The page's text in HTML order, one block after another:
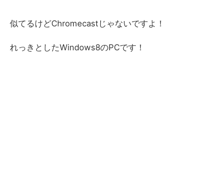
似てるけどChromecastじゃないですよ！
れっきとしたWindows8のPCです！